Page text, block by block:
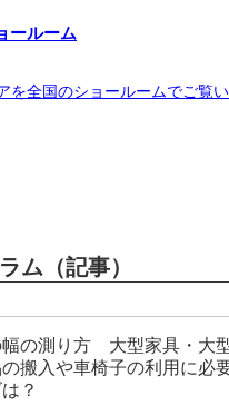
ールーム
を全国のショールームでご覧
ム（記事）
幅の測り方 大型家具・大
搬入や車椅子の利用に必
？